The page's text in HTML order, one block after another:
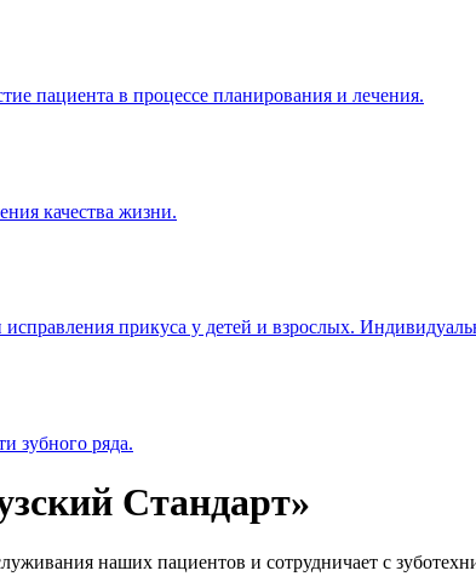
пациента в процессе планирования и лечения.
качества жизни.
прикуса у детей и взрослых.
зубного ряда.
Стандарт»
наших пациентов и сотрудничает с